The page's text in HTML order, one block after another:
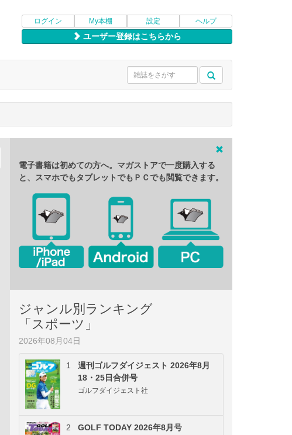
ログイン My本棚 設定 ヘルプ
ユーザー登録はこちらから
電子書籍は初めての方へ。マガストアで一度購入する
と、スマホでもタブレットでもＰＣでも閲覧できます。
ジャンル別ランキング
「スポーツ」
2026年08月04日
1
週刊ゴルフダイジェスト 2026年8月
18・25日合併号
ゴルフダイジェスト社
2 GOLF TODAY 2026年8月号